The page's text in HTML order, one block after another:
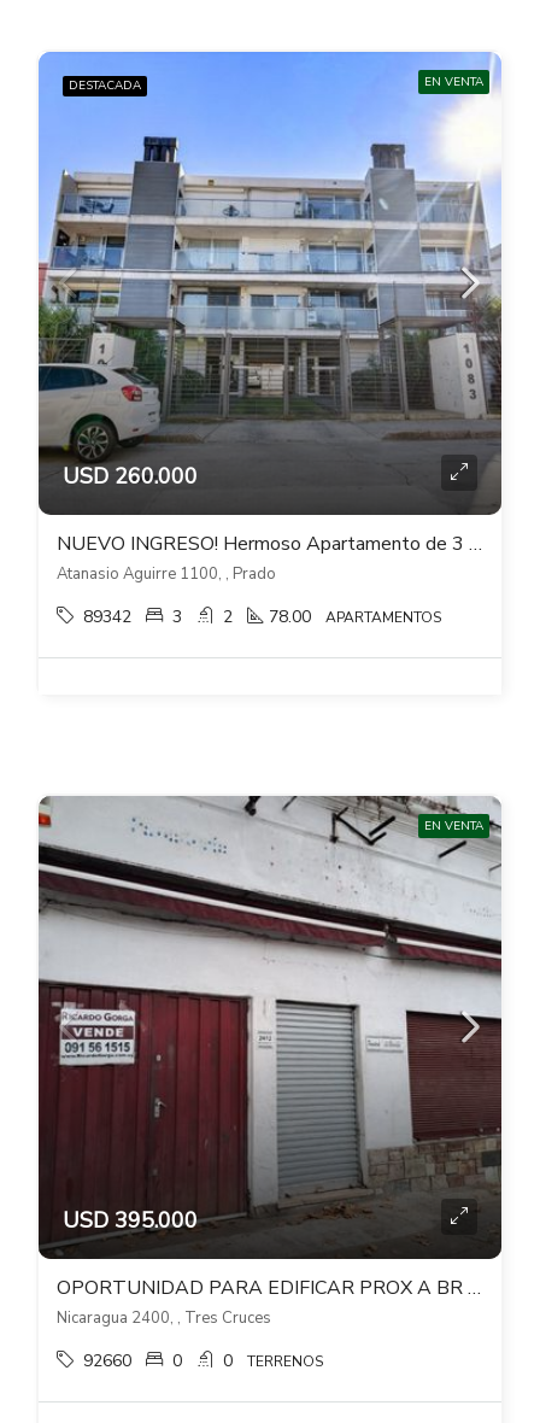
DESTACADA EN VENTA
USD 260.000
NUEVO INGRESO! Hermoso Apartamento de 3 dorm 2 baños y doble cochera – Prado Sur
Atanasio Aguirre 1100, , Prado
89342 3 2 78.00 APARTAMENTOS
EN VENTA
USD 395.000
OPORTUNIDAD PARA EDIFICAR PROX A BR ARTIGAS Y AL SHOPPING 3 CRUCES
Nicaragua 2400, , Tres Cruces
92660 0 0 TERRENOS